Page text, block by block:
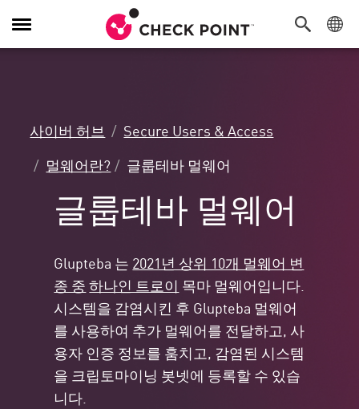
탐
색
사이버 허브
Secure Users & Access
멀웨어란?
글룹테바 멀웨어
글룹테바 멀웨어
Glupteba 는 2021년 상위 10개 멀웨어 변
종 중 하나인 트로이 목마 멀웨어입니다.
시스템을 감염시킨 후 Glupteba 멀웨어
를 사용하여 추가 멀웨어를 전달하고, 사
용자 인증 정보를 훔치고, 감염된 시스템
을 크립토마이닝 봇넷에 등록할 수 있습
니다.